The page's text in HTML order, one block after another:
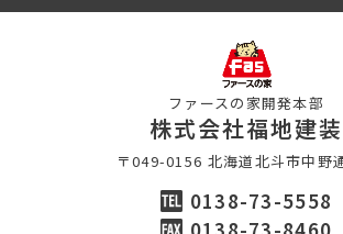
ファースの家開発本部
株式会社福地建装
〒049-0156 北海道北斗市中野
0138-73-5558